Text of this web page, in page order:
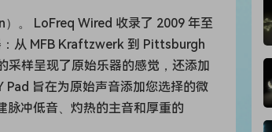
。 LoFreq Wired 收录了 2009 年至
：从 MFB Kraftzwerk 到 Pittsburgh
采样呈现了原始乐器的感觉，还添加
旨在为原始声音添加您选择的微
脉冲低音、灼热的主音和厚重的